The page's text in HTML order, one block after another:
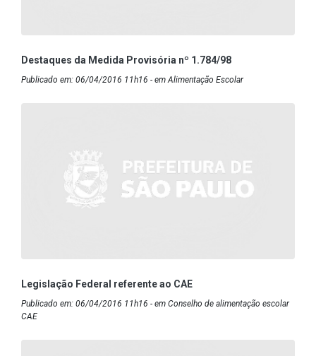
Destaques da Medida Provisória nº 1.784/98
Publicado em: 06/04/2016 11h16 - em Alimentação Escolar
Legislação Federal referente ao CAE
Publicado em: 06/04/2016 11h16 - em Conselho de alimentação escolar
CAE